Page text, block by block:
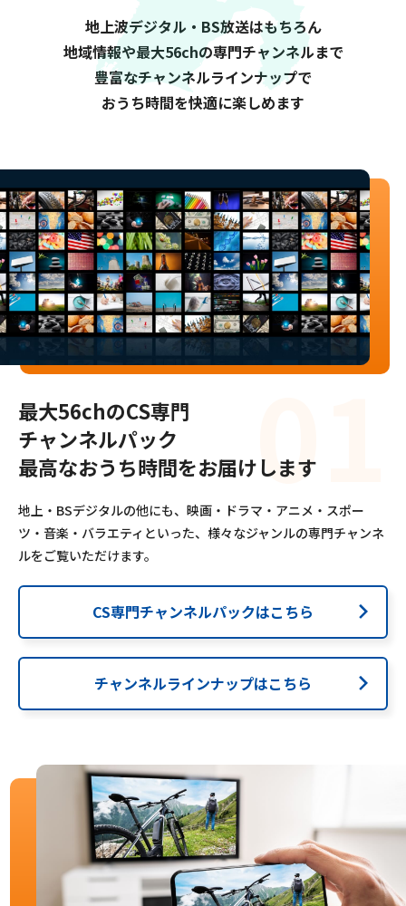
おトクな情報 料金案内
お電話でのお問い合わせ
受付時間：9:30〜18:00 年中無休
Webメール
おトクなプラン
パンフレット・チラシ
会社案内
サイトマップ
ウェブサイトのご利用について
安全・安心マーク
安全・安心ガイド
放送番組審議会議事録
地上波デジタル・BS放送はもちろん
地域情報や最大56chの専門チャンネルまで
豊富なチャンネルラインナップで
おうち時間を快適に楽しめます
最大56chのCS専門
チャンネルパック
最高なおうち時間をお届けします
地上・BSデジタルの他にも、映画・ドラマ・アニメ・スポー
ツ・音楽・バラエティといった、様々なジャンルの専門チャンネ
ルをご覧いただけます。
CS専門チャンネルパックはこちら
チャンネルラインナップはこちら